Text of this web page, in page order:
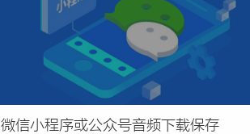
微信小程序或公众号音频下载保存